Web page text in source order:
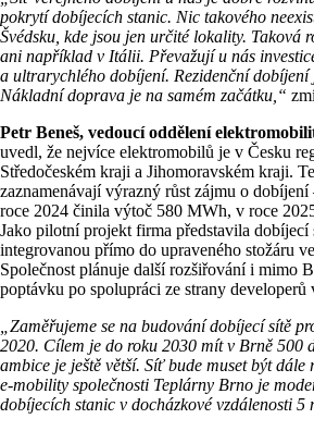
pokrytí dobíjecích stanic. Nic takového
Švédsku, kde jsou jen určité lokality. Taková
ani například v Itálii. Převažují u nás
a ultrarychlého dobíjení. Rezidenční
Nákladní doprava je na samém začátku,“
Petr Beneš, vedoucí oddělení
uvedl, že nejvíce elektromobilů je v Česku
Středočeském kraji a Jihomoravském kraji.
zaznamenávají výrazný růst zájmu o
roce 2024 činila výtoč 580 MWh, v roce
Jako pilotní projekt firma představila
integrovanou přímo do upraveného stožáru
Společnost plánuje další rozšiřování i mimo
poptávku po spolupráci ze strany developerů
„Zaměřujeme se na budování dobíjecí sítě
2020. Cílem je do roku 2030 mít v Brně 500
ambice je ještě větší. Síť bude muset být dále
e-mobility společnosti Teplárny Brno je
dobíjecích stanic v docházkové vzdálenosti 5